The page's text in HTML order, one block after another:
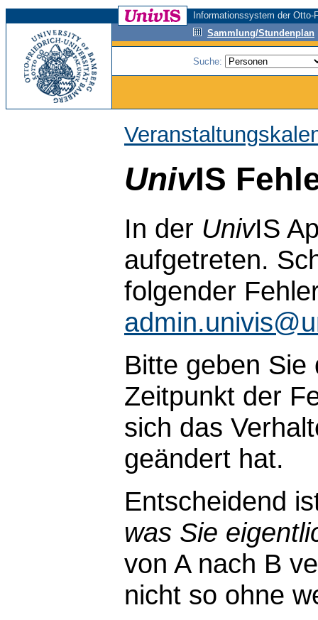
Informationssystem der
Sammlung/Stundenplan
Suche:
UnivIS
In der UnivIS
aufgetreten.
folgender
Bitte geben
Zeitpunkt der
sich das
geändert hat.
Entscheidend
was Sie
von A nach B
nicht so ohne